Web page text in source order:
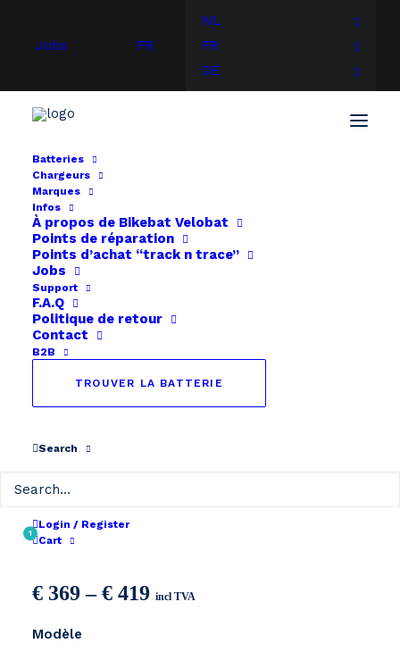
Jobs FR
NL
FR
DE
Batteries
Chargeurs
Marques
Infos
À propos de Bikebat Velobat
Points de réparation
Points d’achat “track n trace”
Jobs
Support
F.A.Q
Politique de retour
Contact
B2B
TROUVER LA BATTERIE
Search
Login / Register
Cart
1
Accueil BMZ
BMZ E-move 36V
€ 369 – € 419Price
incl TVA
Modèle